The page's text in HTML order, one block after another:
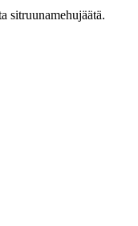
sitruunamehujäätä.